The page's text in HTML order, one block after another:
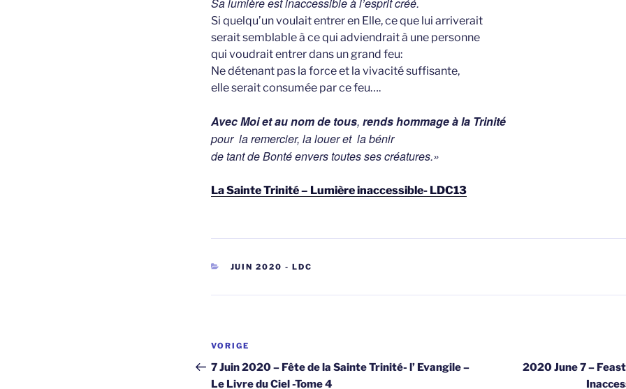
Sa lumière est inaccessible à l’esprit créé.
Si quelqu’un voulait entrer en Elle, ce que lui arriverait
serait semblable à ce qui adviendrait à une personne
qui voudrait entrer dans un grand feu:
Ne détenant pas la force et la vivacité suffisante,
elle serait consumée par ce feu….
Avec Moi et au nom de tous, rends hommage à la Trinité
pour la remercier, la louer et la bénir
de tant de Bonté envers toutes ses créatures.»
La Sainte Trinité – Lumière inaccessible- LDC13
CATEGORIEËN
JUIN 2020 - LDC
Berichtnavigatie
Vorig
bericht
VORIGE
7 Juin 2020 – Fête de la Sainte Trinité- l’ Evangile –
Le Livre du Ciel -Tome 4
2020 June 7 –